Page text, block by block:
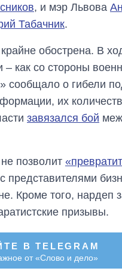
, и мэр Львова
Табачник.
обострена. В
как со стороны
сообщало о гибели
их
завязался бой
позволит
представителями
Кроме того, нардеп
призывы.
В TELEGRAM
от «Слово и дело»